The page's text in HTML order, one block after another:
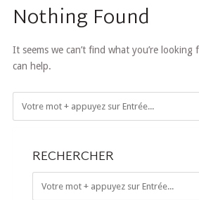
Nothing Found
It seems we can’t find what you’re looking
can help.
RECHERCHER